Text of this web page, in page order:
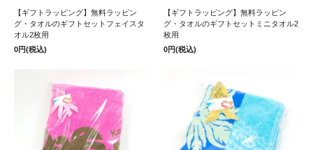
【ギフトラッピング】無料ラッピン
グ・タオルのギフトセットフェイスタ
オル2枚用
0円(税込)
【ギフトラッピング】無料ラッピン
グ・タオルのギフトセットミニタオル2
枚用
0円(税込)